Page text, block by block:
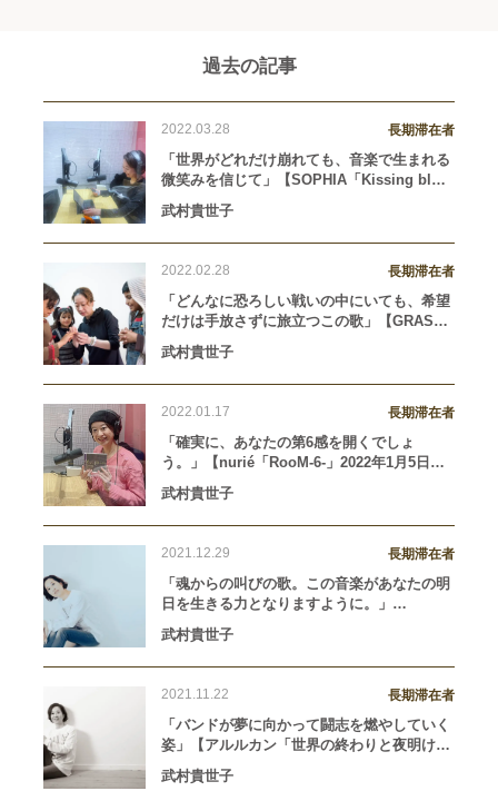
過去の記事
2022.03.28 長期滞在者
「世界がどれだけ崩れても、音楽で生まれる
微笑みを信じて」【SOPHIA「Kissing blue
memories」（1995年10月2日リリース）】
武村貴世子
2022.02.28 長期滞在者
「どんなに恐ろしい戦いの中にいても、希望
だけは手放さずに旅立つこの歌」【GRASS
VALLEY「THE VOICES OF FATHER（血を
流さない神の声）」（1990年5月21日リリー
ス）】
武村貴世子
2022.01.17 長期滞在者
「確実に、あなたの第6感を開くでしょ
う。」【nurié「RooM-6-」2022年1月5日リ
リース】
武村貴世子
2021.12.29 長期滞在者
「魂からの叫びの歌。この音楽があなたの明
日を生きる力となりますように。」
【UVERworld「EN」2021年12月22日リリー
ス】
武村貴世子
2021.11.22 長期滞在者
「バンドが夢に向かって闘志を燃やしていく
姿」【アルルカン「世界の終わりと夜明け
前」（2021年8月25日リリース）】
武村貴世子